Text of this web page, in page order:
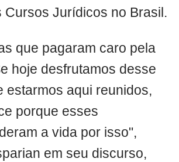
Cursos Jurídicos no Brasil.
que pagaram caro pela
hoje desfrutamos desse
estarmos aqui reunidos,
porque esses
a vida por isso",
em seu discurso,